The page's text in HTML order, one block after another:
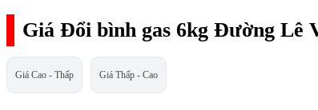
Giá Đổi bình gas 6kg Đường Lê
Giá Cao - Thấp Giá Thấp - Cao